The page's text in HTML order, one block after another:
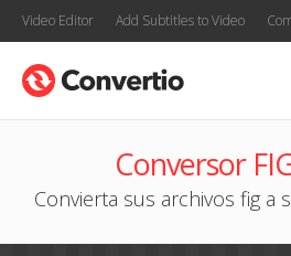
Video Editor Add Subtitles to Video
Conversor
Convierta sus archivos fig a